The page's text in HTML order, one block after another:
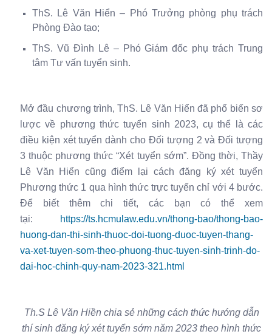
ThS. Lê Văn Hiển – Phó Trưởng phòng phụ trách
Phòng Đào tạo;
ThS. Vũ Đình Lê – Phó Giám đốc phụ trách Trung
tâm Tư vấn tuyển sinh.
Mở đầu chương trình, ThS. Lê Văn Hiển đã phổ biến sơ
lược về phương thức tuyển sinh 2023, cụ thể là các
điều kiện xét tuyển dành cho Đối tượng 2 và Đối tượng
3 thuộc phương thức “Xét tuyển sớm”. Đồng thời, Thầy
Lê Văn Hiển cũng điểm lại cách đăng ký xét tuyển
Phương thức 1 qua hình thức trực tuyến chỉ với 4 bước.
Để biết thêm chi tiết, các bạn có thể xem
tại:
https://ts.hcmulaw.edu.vn/thong-bao/thong-bao-
huong-dan-thi-sinh-thuoc-doi-tuong-duoc-tuyen-thang-
va-xet-tuyen-som-theo-phuong-thuc-tuyen-sinh-trinh-do-
dai-hoc-chinh-quy-nam-2023-321.html
Th.S Lê Văn Hiền chia sẻ những cách thức hướng dẫn
thí sinh đăng ký xét tuyển sớm năm 2023 theo hình thức